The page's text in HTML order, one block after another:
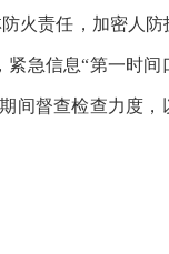
火责任，加密人防
急信息“第一时间
间督查检查力度，